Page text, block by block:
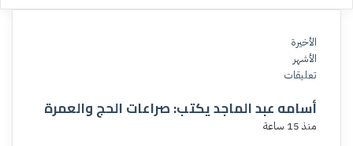
ق
الأخيرة
الأشهر
تعليقات
أسامه عبد الماجد يكتب: صراعات الحج والعمرة
منذ 15 ساعة